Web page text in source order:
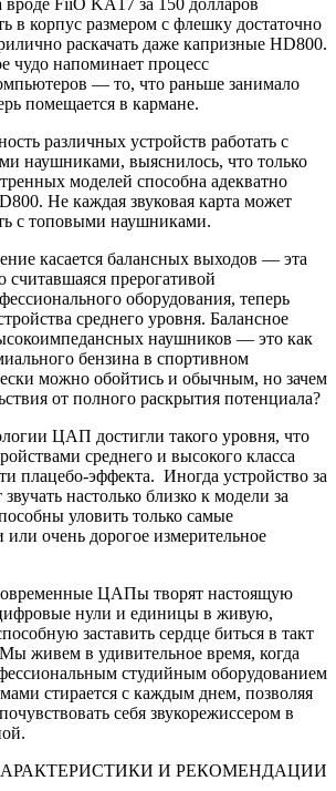
в корпус размером с флешку достаточно
раскачать даже капризные HD800.
чудо напоминает процесс
— то, что раньше занимало
помещается в кармане.
различных устройств работать с
наушниками, выяснилось, что только
моделей способна адекватно
Не каждая звуковая карта может
с топовыми наушниками.
касается балансных выходов — эта
считавшаяся прерогативой
оборудования, теперь
среднего уровня. Балансное
наушников — это как
бензина в спортивном
можно обойтись и обычным, но зачем
от полного раскрытия потенциала?
ЦАП достигли такого уровня, что
среднего и высокого класса
плацебо-эффекта. Иногда устройство за
настолько близко к модели за
уловить только самые
очень дорогое измерительное
ЦАПы творят настоящую
нули и единицы в живую,
заставить сердце биться в такт
живем в удивительное время, когда
студийным оборудованием
стирается с каждым днем, позволяя
себя звукорежиссером в
И РЕКОМЕНДАЦИИ